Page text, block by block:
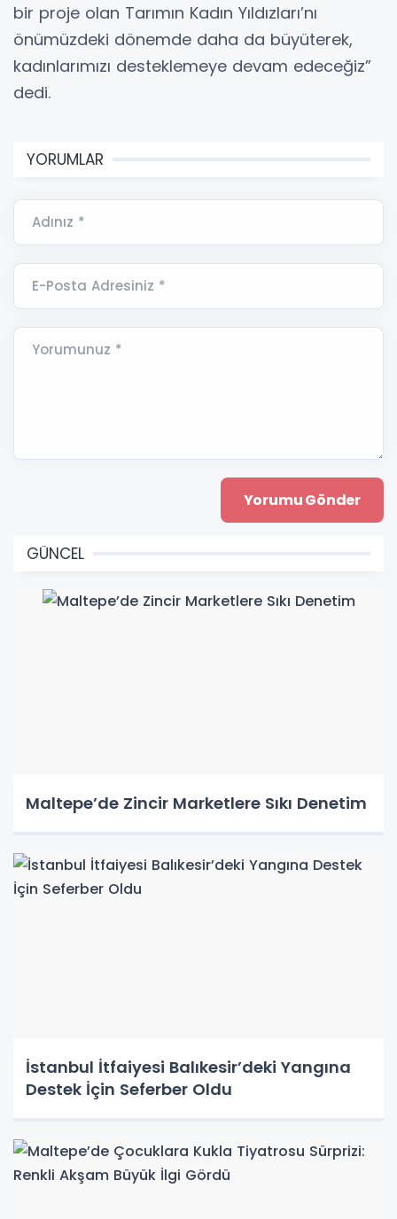
bir proje olan Tarımın Kadın Yıldızları’nı
önümüzdeki dönemde daha da büyüterek,
kadınlarımızı desteklemeye devam edeceğiz”
dedi.
YORUMLAR
Adınız *
E-Posta Adresiniz *
Yorumunuz *
GÜNCEL
Maltepe’de Zincir Marketlere Sıkı Denetim
İstanbul İtfaiyesi Balıkesir’deki Yangına
Destek İçin Seferber Oldu